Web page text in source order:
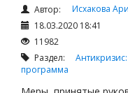
Автор:
Исхакова
18.03.2020 18:41
11982
Раздел:
программа